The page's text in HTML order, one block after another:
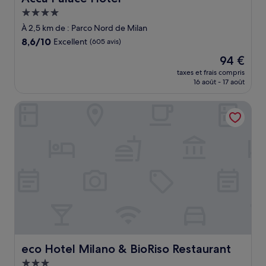
Hébergement
4.0 étoiles
À 2,5 km de : Parco Nord de Milan
8.6
8,6/10 Excellent (605 avis)
Le
nouveau
prix
de
94 €
94 €
taxes et frais compris
16 août - 17 août
eco Hotel Milano & BioRiso Restaurant
eco Hotel Milano & BioRiso Restaurant